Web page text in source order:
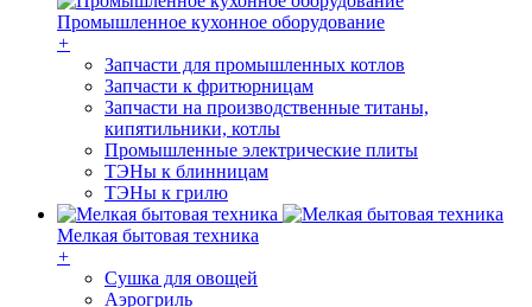
Промышленное кухонное оборудование
+
Запчасти для промышленных котлов
Запчасти к фритюрницам
Запчасти на производственные титаны,
кипятильники, котлы
Промышленные электрические плиты
ТЭНы к блинницам
ТЭНы к грилю
Мелкая бытовая техника
+
Cушка для овощей
Аэрогриль